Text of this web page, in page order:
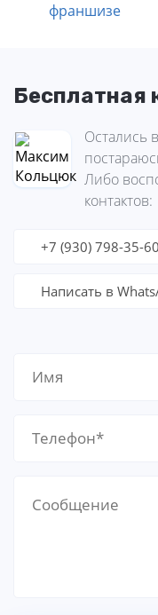
франшизе
Бесплатная
Остались
Либо
контактов:
+7 (930) 798-35-60
Написать в